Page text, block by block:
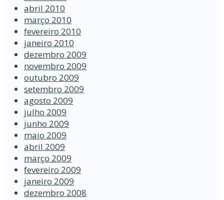
abril 2010
março 2010
fevereiro 2010
janeiro 2010
dezembro 2009
novembro 2009
outubro 2009
setembro 2009
agosto 2009
julho 2009
junho 2009
maio 2009
abril 2009
março 2009
fevereiro 2009
janeiro 2009
dezembro 2008